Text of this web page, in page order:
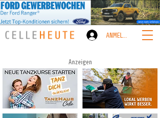
ANMELDEN
Anzeigen